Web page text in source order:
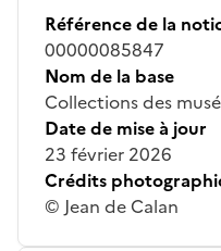
Référence de la
00000085847
Nom de la base
Collections des
Date de mise à jour
23 février 2026
Crédits
© Jean de Calan